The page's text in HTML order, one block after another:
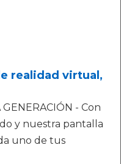
realidad virtual,
- Con
y nuestra pantalla
uno de tus